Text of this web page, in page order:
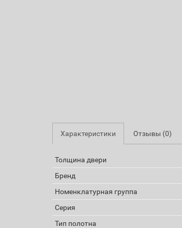
Характеристики Отзывы (0)
Толщина двери
Бренд
Номенклатурная группа
Серия
Тип полотна